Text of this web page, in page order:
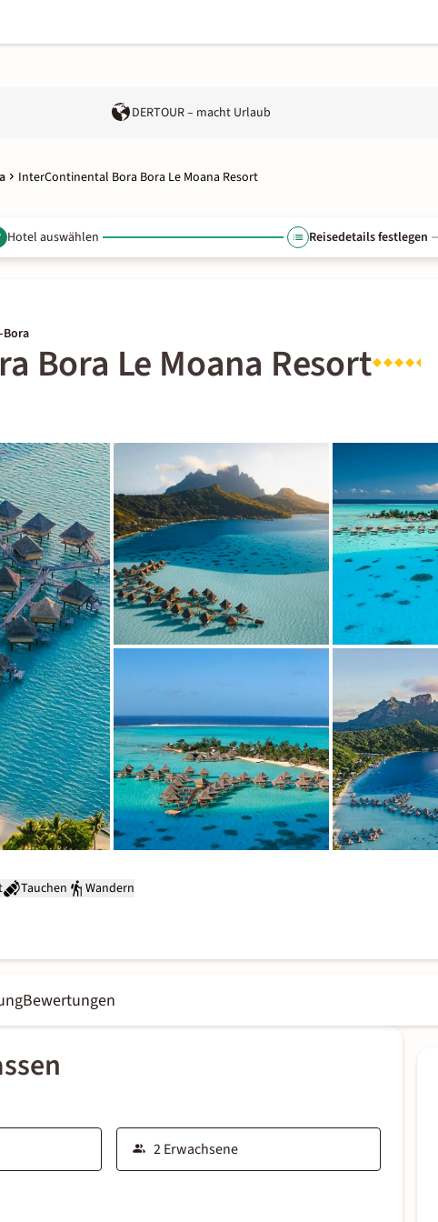
DERTOUR – macht Urlaub
InterContinental Bora Bora Le Moana Resort
Hotel auswählen Reisedetails festlegen
Bora
Bora Le Moana Resort
Tauchen Wandern
Bewertungen